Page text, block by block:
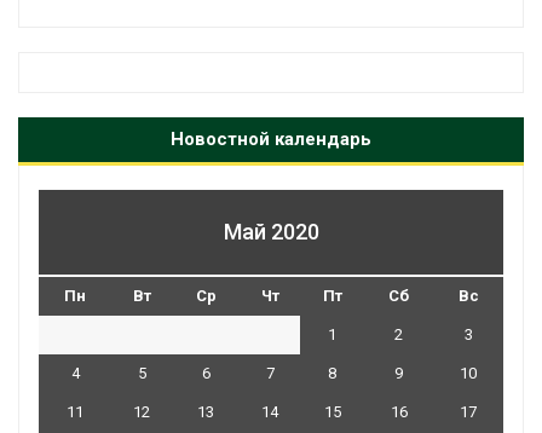
Новостной календарь
Май 2020
Пн Вт Ср Чт Пт Сб Вс
1 2 3
4 5 6 7 8 9 10
11 12 13 14 15 16 17